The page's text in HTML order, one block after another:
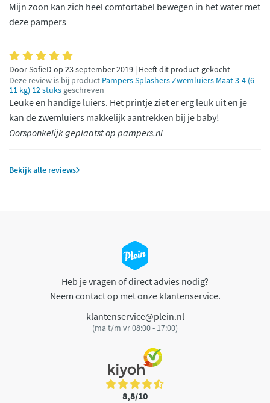
Mijn zoon kan zich heel comfortabel bewegen in het water met
deze pampers
Door SofieD op 23 september 2019 | Heeft dit product gekocht
Deze review is bij product Pampers Splashers Zwemluiers Maat 3-4 (6-
11 kg) 12 stuks geschreven
Leuke en handige luiers. Het printje ziet er erg leuk uit en je
kan de zwemluiers makkelijk aantrekken bij je baby!
Oorsponkelijk geplaatst op pampers.nl
Bekijk alle reviews
Heb je vragen of direct advies nodig?
Neem contact op met onze klantenservice.
klantenservice@plein.nl
(ma t/m vr 08:00 - 17:00)
8,8/10